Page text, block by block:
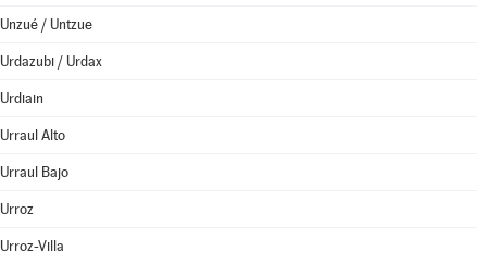
Unzué / Untzue
Urdazubi / Urdax
Urdiain
Urraul Alto
Urraul Bajo
Urroz
Urroz-Villa